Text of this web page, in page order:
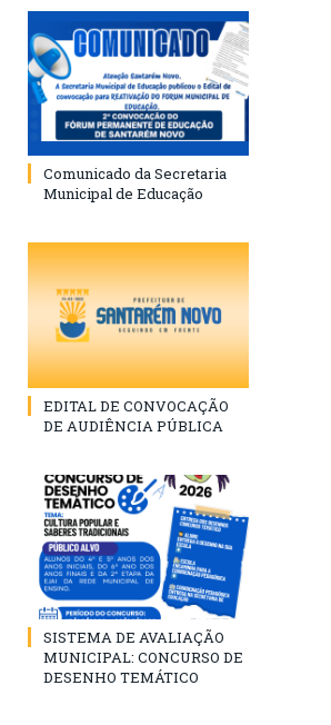
Comunicado da Secretaria
Municipal de Educação
EDITAL DE CONVOCAÇÃO
DE AUDIÊNCIA PÚBLICA
SISTEMA DE AVALIAÇÃO
MUNICIPAL: CONCURSO DE
DESENHO TEMÁTICO